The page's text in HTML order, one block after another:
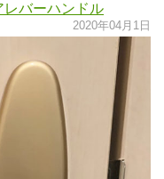
バーハンドル
2020年04月1日